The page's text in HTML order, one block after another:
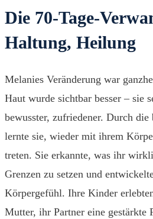
Die 70-Tage-
Haltung, Heilung
Melanies Veränderung war
Haut wurde sichtbar besser – sie
bewusster, zufriedener. Durch die
lernte sie, wieder mit ihrem
treten. Sie erkannte, was ihr
Grenzen zu setzen und
Körpergefühl. Ihre Kinder
Mutter, ihr Partner eine gestärkte